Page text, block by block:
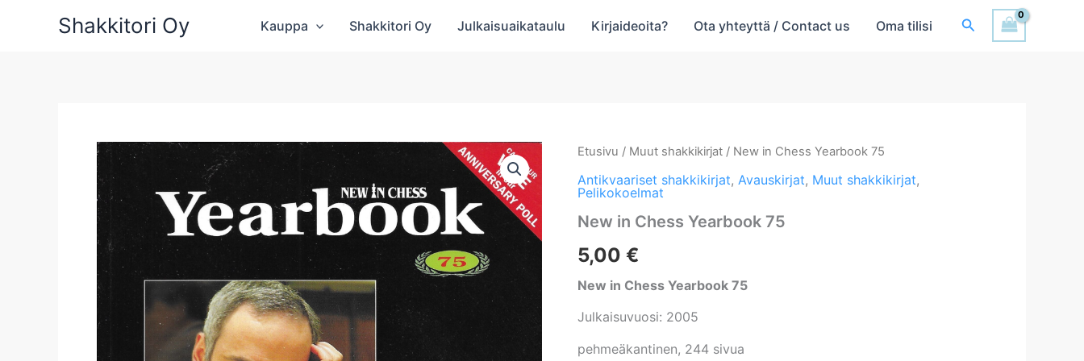
Shakkitori Oy Kauppa Shakkitori Oy Julkaisuaikataulu Kirjaideoita? Ota yhteyttä / Contact us Oma tilisi Hae
Etusivu / Muut shakkikirjat / New in Chess Yearbook 75
Antikvaariset shakkikirjat, Avauskirjat, Muut shakkikirjat,
Pelikokoelmat
New in Chess Yearbook 75
5,00€
New in Chess Yearbook 75
Julkaisuvuosi: 2005
pehmeäkantinen, 244 sivua